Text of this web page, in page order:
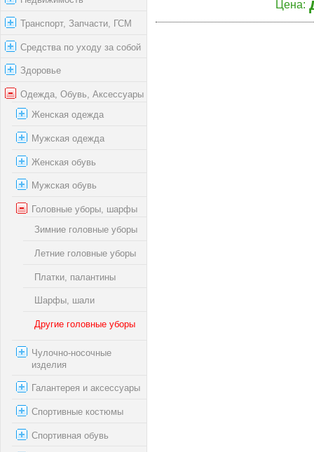
Транспорт, Запчасти, ГСМ
Средства по уходу за собой
Здоровье
Одежда, Обувь, Аксессуары
Женская одежда
Мужская одежда
Женская обувь
Мужская обувь
Головные уборы, шарфы
Зимние головные уборы
Летние головные уборы
Платки, палантины
Шарфы, шали
Другие головные уборы
Чулочно-носочные
изделия
Галантерея и аксессуары
Спортивные костюмы
Спортивная обувь
Цена: